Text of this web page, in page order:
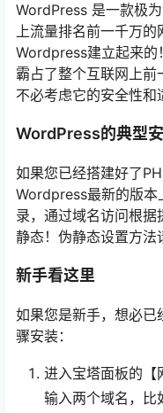
WordPress 是一款极
上流量排名前一千万
Wordpress建立起来
霸占了整个互联网上前
不必考虑它的安全性和
WordPress的典型
如果您已经搭建好了
Wordpress最新的版本
录，通过域名访问根
静态！伪静态设置方法
新手看这里
如果您是新手，想必已
骤安装：
进入宝塔面板的【
输入两个域名，